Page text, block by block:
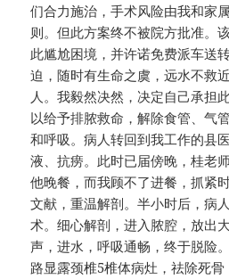
们合力施治，手术风险由我和家
则。但此方案终不被院方批准。
此尴尬困境，并许诺免费派车送
迫，随时有生命之虞，远水不救
人。我毅然决然，决定自己承担
以给予排脓救命，解除食管、气
和呼吸。病人转回到我工作的县
液、抗痨。此时已届傍晚，桂老
他晚餐，而我顾不了进餐，抓紧
文献，重温解剖。半小时后，病
术。细心解剖，进入脓腔，放出
声，进水，呼吸通畅，终于脱险
路显露颈椎5椎体病灶，祛除死